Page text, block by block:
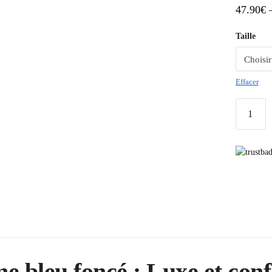
47.90€
Taille
Effacer